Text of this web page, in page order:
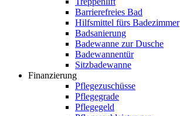
Barrierefreies Bad
Hilfsmittel fürs Badezimmer
Badsanierung
Badewanne zur Dusche
Badewannentür
Sitzbadewanne
Finanzierung
Pflegezuschüsse
Pflegegrade
Pflegegeld